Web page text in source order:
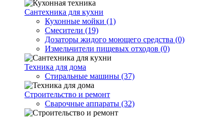
Сантехника для кухни
Кухонные мойки (1)
Смесители (19)
Дозаторы жидого моющего средства (0)
Измельчители пищевых отходов (0)
Техника для дома
Стиральные машины (37)
Строительство и ремонт
Сварочные аппараты (32)